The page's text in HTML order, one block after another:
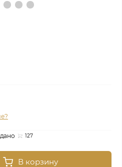
127
В корзину